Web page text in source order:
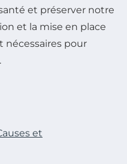
et préserver notre
et la mise en place
nécessaires pour
et